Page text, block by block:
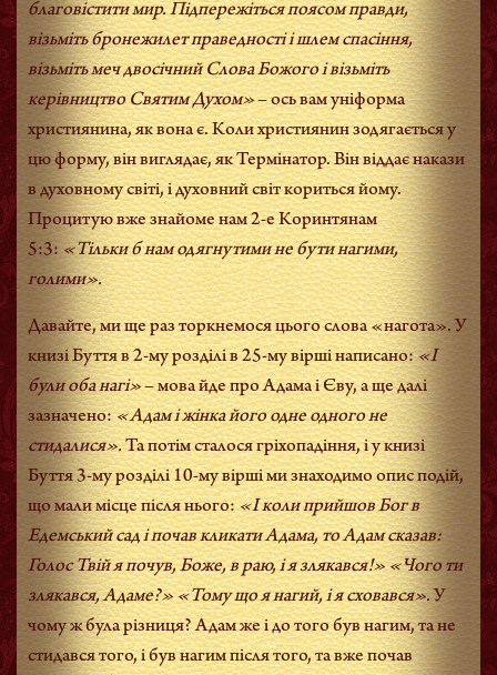
благовістити мир. Підпережіться поясом правди,
візьміть бронежилет праведності і шлем спасіння,
візьміть меч двосічний Слова Божого і візьміть
керівництво Святим Духом»– ось вам уніформа
християнина, як вона є. Коли християнин зодягається у
цю форму, він виглядає, як Термінатор. Він віддає накази
в духовному світі, і духовний світ кориться йому.
Процитую вже знайоме нам 2-е Коринтянам
5:3:«Тільки б нам одягнутими не бути нагими,
голими».
Давайте, ми ще раз торкнемося цього слова «нагота». У
книзі Буття в 2-му розділі в 25-му вірші написано:«І
були оба нагі»– мова йде про Адама і Єву, а ще далі
зазначено:«Адам і жінка його одне одного не
стидалися».Та потім сталося гріхопадіння, і у книзі
Буття 3-му розділі 10-му вірші ми знаходимо опис подій,
що мали місце після нього:«І коли прийшов Бог в
Едемський сад і почав кликати Адама, то Адам сказав:
Голос Твій я почув, Боже, в раю, і я злякався!» «Чого ти
злякався, Адаме?» «Тому що я нагий, і я сховався».У
чому ж була різниця? Адам же і до того був нагим, та не
стидався того, і був нагим після того, та вже почав